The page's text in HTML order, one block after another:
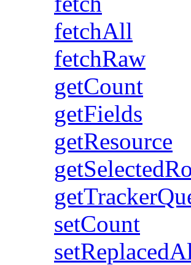
fetchAll
fetchRaw
getCount
getFields
getResource
setCount